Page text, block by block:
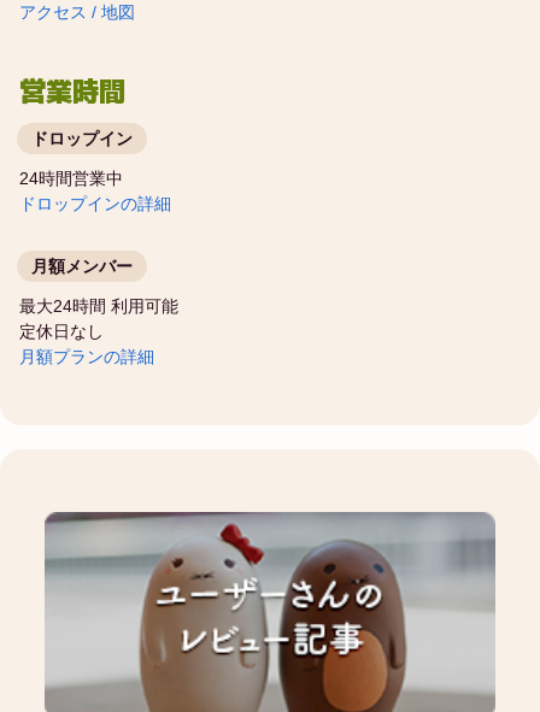
アクセス / 地図
営業時間
ドロップイン
24時間営業中
ドロップインの詳細
月額メンバー
最大24時間 利用可能
定休日なし
月額プランの詳細